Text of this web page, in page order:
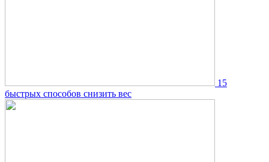
15
быстрых способов снизить вес